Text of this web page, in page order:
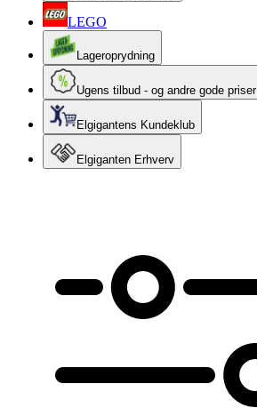
LEGO
Lageroprydning
Ugens tilbud - og andre gode priser
Elgigantens Kundeklub
Elgiganten Erhverv